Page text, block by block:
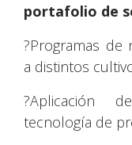
portafolio de
?Programas de
a distintos
?Aplicación
tecnología de